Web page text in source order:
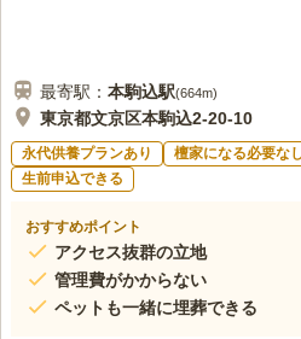
最寄駅： 本駒込駅(664m)
東京都文京区本駒込2-20-10
永代供養プランあり 檀家になる必要な
生前申込できる
おすすめポイント
アクセス抜群の立地
管理費がかからない
ペットも一緒に埋葬できる